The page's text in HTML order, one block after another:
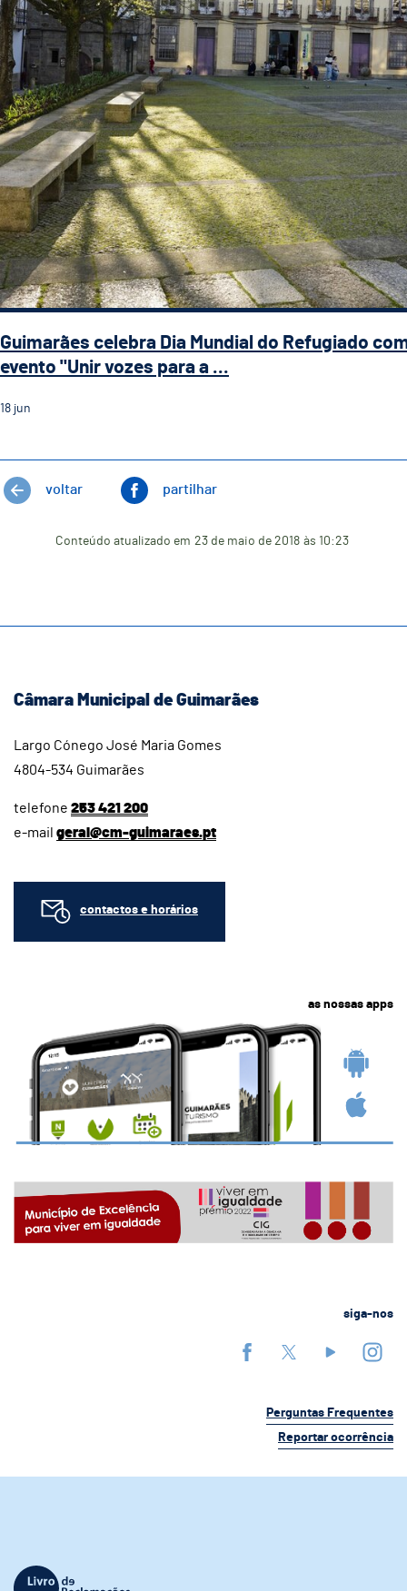
Guimarães celebra Dia Mundial do Refugiado
evento "Unir vozes para a ...
18 jun
voltar partilhar
Conteúdo atualizado em 23 de maio de 2018 às 10:23
Câmara Municipal de Guimarães
Largo Cónego José Maria Gomes
4804-534 Guimarães
telefone 253 421 200
e-mail geral@cm-guimaraes.pt
contactos e horários
as nossas apps
siga-nos
Perguntas Frequentes
Reportar ocorrência